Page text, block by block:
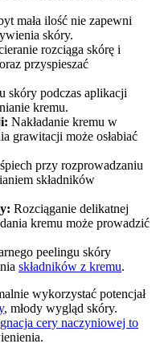
mała ilość nie zapewni
skóry.
rozciąga skórę i
przyspieszać
skóry podczas aplikacji
kremu.
Nakładanie kremu w
grawitacji może osłabiać
przy rozprowadzaniu
składników
Rozciąganie delikatnej
kremu może prowadzić
peelingu skóry
składników z kremu.
wykorzystać potencjał
, młody wygląd skóry.
cery naczyniowej to